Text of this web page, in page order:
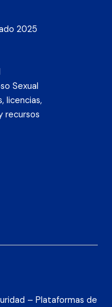
2025
Sexual
licencias,
recursos
– Plataformas de